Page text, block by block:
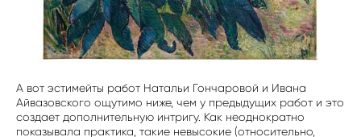
А вот эстимейты работ Натальи Гончаровой и Ивана
Айвазовского ощутимо ниже, чем у предыдущих работ и это
создает дополнительную интригу. Как неоднократно
показывала практика, такие невысокие (относительно,